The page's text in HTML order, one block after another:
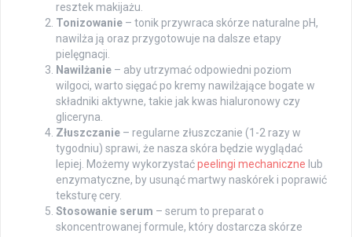
resztek makijażu.
Tonizowanie – tonik przywraca skórze naturalne pH,
nawilża ją oraz przygotowuje na dalsze etapy
pielęgnacji.
Nawilżanie – aby utrzymać odpowiedni poziom
wilgoci, warto sięgać po kremy nawilżające bogate w
składniki aktywne, takie jak kwas hialuronowy czy
gliceryna.
Złuszczanie – regularne złuszczanie (1-2 razy w
tygodniu) sprawi, że nasza skóra będzie wyglądać
lepiej. Możemy wykorzystaćpeelingi mechaniczne lub
enzymatyczne, by usunąć martwy naskórek i poprawić
teksturę cery.
Stosowanie serum – serum to preparat o
skoncentrowanej formule, który dostarcza skórze